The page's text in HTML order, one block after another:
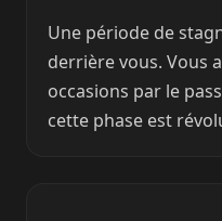
Une période de
derrière vous. Vous
occasions par le
cette phase est